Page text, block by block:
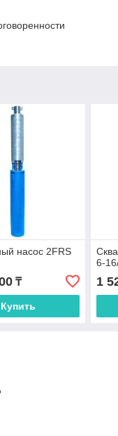
насос 2FRS
₸
Купить
6-
1